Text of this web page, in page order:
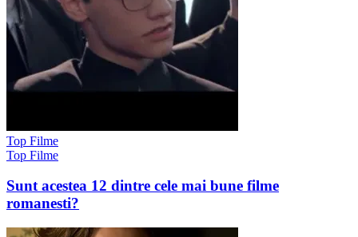
Top Filme
Top Filme
Sunt acestea 12 dintre cele mai bune filme
romanesti?